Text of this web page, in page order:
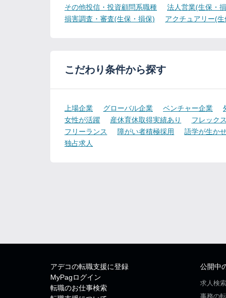
その他投信・投資顧問系職種
法人営業(生保・
損害調査・審査(生保・損保)
アクチュアリー(
こだわり条件から探す
上場企業 グローバル企業 ベンチャー企業
女性が活躍
産休育休取得実績あり フレック
フリーランス
障がい者積極採用 語学が生か
独占求人
アデコの転職支援に登録
MyPagログイン
転職のお仕事検索
公開中
求人検索
事務の